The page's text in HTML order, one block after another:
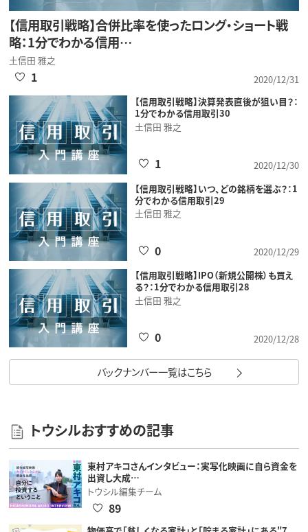
【信用取引戦略】合併比率を使ったロング・ショート戦
略：1分でわかる信用…
土信田 雅之
2020/12/31
1
【信用取引戦略】決算発表直後が狙い目？：
1分でわかる信用取引30
土信田 雅之
2020/12/30
1
【信用取引戦略】いつ、どの銘柄を選ぶ？：1
分でわかる信用取引29
土信田 雅之
2020/12/29
0
【信用取引戦略】IPO（新規公開株）も買え
る？：1分でわかる信用取引28
土信田 雅之
2020/12/28
0
バックナンバー一覧はこちら
トウシルおすすめの記事
東村アキコさんインタビュー：実写化映画に自ら資金を
出資し大成…
トウシル編集チーム
89